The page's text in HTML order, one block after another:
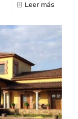
Leer más